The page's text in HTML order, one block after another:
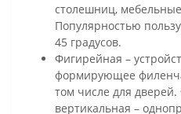
столешниц,
Популярностью
45 градусов.
Фигирейная –
формирующее
том числе для
вертикальная –